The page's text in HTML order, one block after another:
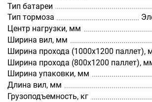
Тип батареи
Тип тормоза
Центр нагрузки, мм
Ширина вил, мм
Ширина прохода (1000х1200 паллет),
Ширина прохода (800х1200 паллет),
Ширина упаковки, мм
Длина вил, мм
Грузоподъемность, кг